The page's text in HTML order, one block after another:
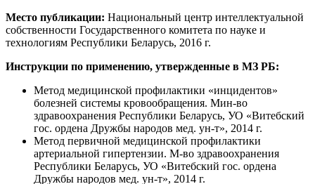
Место публикации: Национальный центр интеллектуальной
собственности Государственного комитета по науке и
технологиям Республики Беларусь, 2016 г.
Инструкции по применению, утвержденные в МЗ РБ:
Метод медицинской профилактики «инцидентов»
болезней системы кровообращения. Мин-во
здравоохранения Республики Беларусь, УО «Витебский
гос. ордена Дружбы народов мед. ун-т», 2014 г.
Метод первичной медицинской профилактики
артериальной гипертензии. М-во здравоохранения
Республики Беларусь, УО «Витебский гос. ордена
Дружбы народов мед. ун-т», 2014 г.